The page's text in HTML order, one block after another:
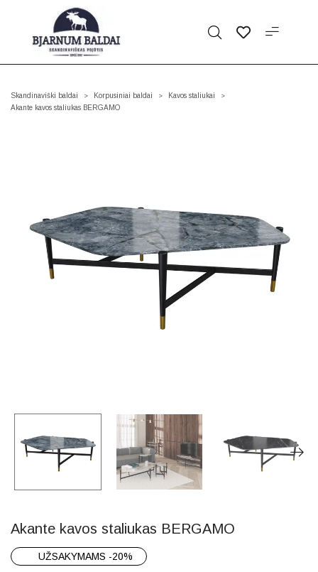
Skandinaviški baldai > Korpusiniai baldai > Kavos staliukai >
Akante kavos staliukas BERGAMO
Akante kavos staliukas BERGAMO
UŽSAKYMAMS -20%